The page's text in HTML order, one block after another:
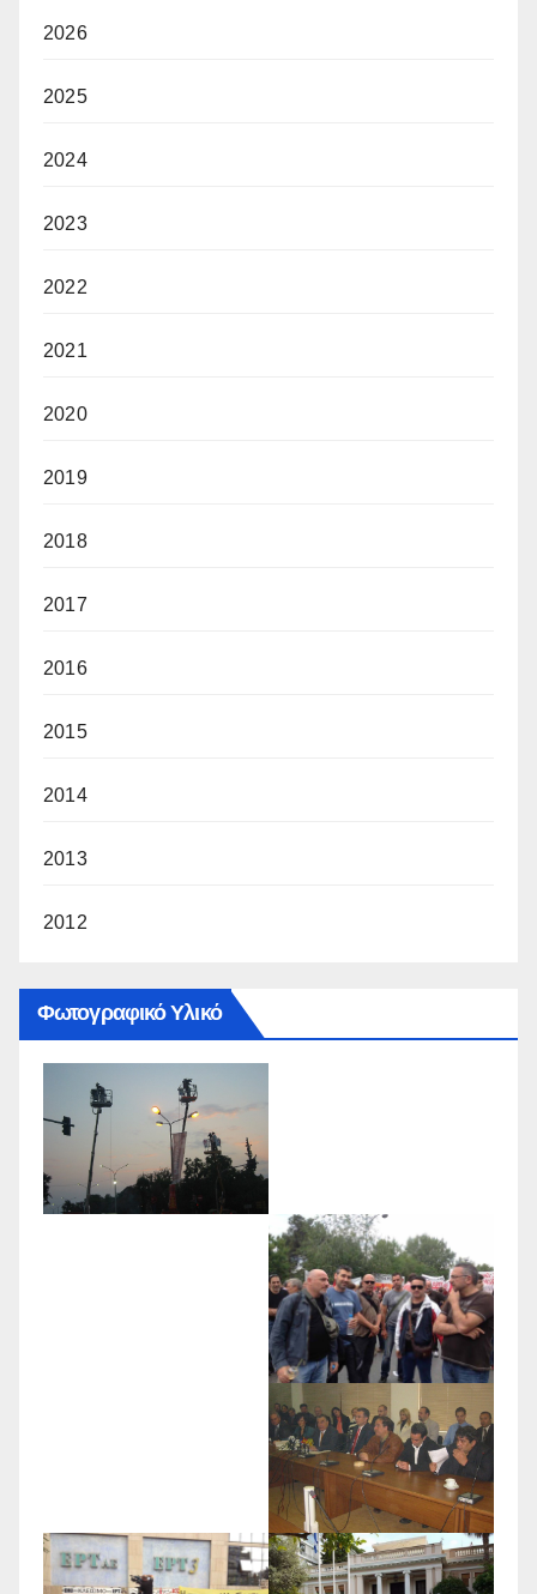
2026
2025
2024
2023
2022
2021
2020
2019
2018
2017
2016
2015
2014
2013
2012
Φωτογραφικό Υλικό